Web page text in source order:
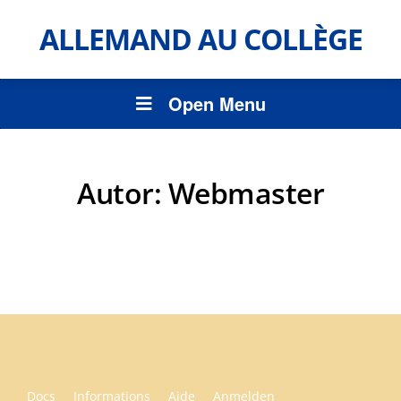
ALLEMAND AU COLLÈGE
Open Menu
Autor: Webmaster
Docs Informations Aide Anmelden